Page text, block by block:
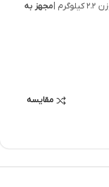
|
مجهز به
مقایسه